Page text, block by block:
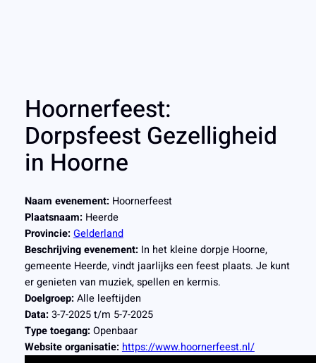
Hoornerfeest:
Dorpsfeest Gezelligheid
in Hoorne
Naam evenement: Hoornerfeest
Plaatsnaam: Heerde
Provincie: Gelderland
Beschrijving evenement: In het kleine dorpje Hoorne,
gemeente Heerde, vindt jaarlijks een feest plaats. Je kunt
er genieten van muziek, spellen en kermis.
Doelgroep: Alle leeftijden
Data: 3-7-2025 t/m 5-7-2025
Type toegang: Openbaar
Website organisatie: https://www.hoornerfeest.nl/